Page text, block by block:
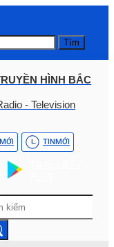
Tìm
HÌNH BẮC
- Television
MỚI TINMỚI